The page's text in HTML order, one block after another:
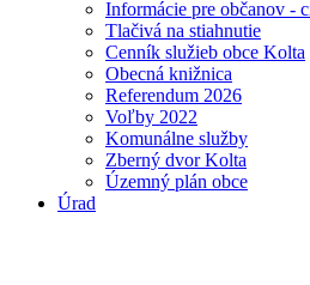
Informácie pre občanov -
Tlačivá na stiahnutie
Cenník služieb obce Kolta
Obecná knižnica
Referendum 2026
Voľby 2022
Komunálne služby
Zberný dvor Kolta
Územný plán obce
Úrad